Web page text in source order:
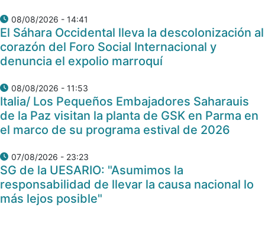
08/08/2026 - 14:41
El Sáhara Occidental lleva la descolonización al
corazón del Foro Social Internacional y
denuncia el expolio marroquí
08/08/2026 - 11:53
Italia/ Los Pequeños Embajadores Saharauis
de la Paz visitan la planta de GSK en Parma en
el marco de su programa estival de 2026
07/08/2026 - 23:23
SG de la UESARIO: "Asumimos la
responsabilidad de llevar la causa nacional lo
más lejos posible"